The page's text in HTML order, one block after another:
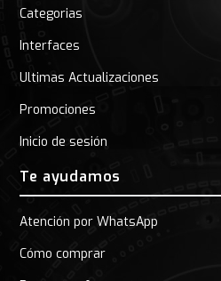
Categorias
Interfaces
Ultimas Actualizaciones
Promociones
Inicio de sesión
Te ayudamos
Atención por WhatsApp
Cómo comprar